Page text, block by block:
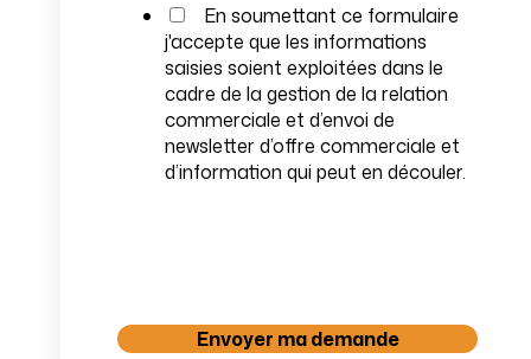
En soumettant ce formulaire
j'accepte que les informations
saisies soient exploitées dans le
cadre de la gestion de la relation
commerciale et d’envoi de
newsletter d’offre commerciale et
d’information qui peut en découler.